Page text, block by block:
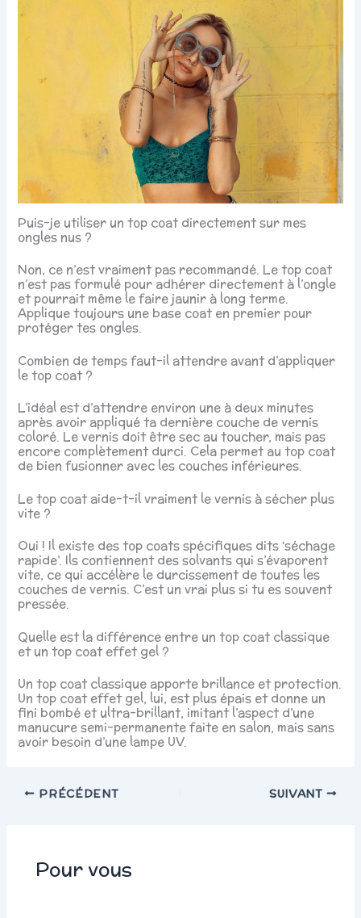
Puis-je utiliser un top coat directement sur mes
ongles nus ?
Non, ce n’est vraiment pas recommandé. Le top coat
n’est pas formulé pour adhérer directement à l’ongle
et pourrait même le faire jaunir à long terme.
Applique toujours une base coat en premier pour
protéger tes ongles.
Combien de temps faut-il attendre avant d’appliquer
le top coat ?
L’idéal est d’attendre environ une à deux minutes
après avoir appliqué ta dernière couche de vernis
coloré. Le vernis doit être sec au toucher, mais pas
encore complètement durci. Cela permet au top coat
de bien fusionner avec les couches inférieures.
Le top coat aide-t-il vraiment le vernis à sécher plus
vite ?
Oui ! Il existe des top coats spécifiques dits ‘séchage
rapide’. Ils contiennent des solvants qui s’évaporent
vite, ce qui accélère le durcissement de toutes les
couches de vernis. C’est un vrai plus si tu es souvent
pressée.
Quelle est la différence entre un top coat classique
et un top coat effet gel ?
Un top coat classique apporte brillance et protection.
Un top coat effet gel, lui, est plus épais et donne un
fini bombé et ultra-brillant, imitant l’aspect d’une
manucure semi-permanente faite en salon, mais sans
avoir besoin d’une lampe UV.
PRÉCÉDENT SUIVANT
Pour vous